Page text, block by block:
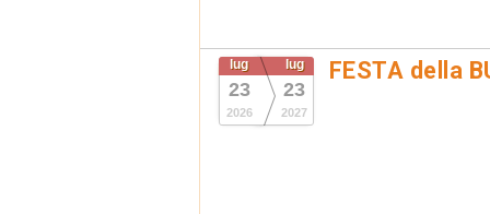
lug
23
2026
lug
23
2027
FESTA della